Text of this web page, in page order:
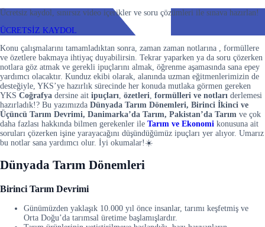
Ücretsiz kaydol, sınırsız video içerikler ve soru çözümleri ile sınava hazırlan!
ÜCRETSİZ KAYDOL
Konu çalışmalarını tamamladıktan sonra, zaman zaman notlarına , formüllere
ve özetlere bakmaya ihtiyaç duyabilirsin. Tekrar yaparken ya da soru çözerken
notlara göz atmak ve gerekli ipuçlarını almak, öğrenme aşamasında sana epey
yardımcı olacaktır. Kunduz ekibi olarak, alanında uzman eğitmenlerimizin de
desteğiyle, YKS’ye hazırlık sürecinde her konuda mutlaka görmen gereken
YKS Coğrafya dersine ait ipuçları özetleri formülleri ve notları derlemesi
hazırladık!? Bu yazımızda Dünyada Tarım Dönemleri, Birinci İkinci ve
Üçüncü Tarım Devrimi, Danimarka’da Tarım, Pakistan’da Tarım ve çok
daha fazlası hakkında bilmen gerekenler ile Tarım ve Ekonomi konusuna ait
soruları çözerken işine yarayacağını düşündüğümüz ipuçları yer alıyor. Umarız
bu notlar sana yardımcı olur. İyi okumalar!☀️
Dünyada Tarım Dönemleri
Birinci Tarım Devrimi
Günümüzden yaklaşık 10.000 yıl önce insanlar, tarımı keşfetmiş ve
Orta Doğu’da tarımsal üretime başlamışlardır.